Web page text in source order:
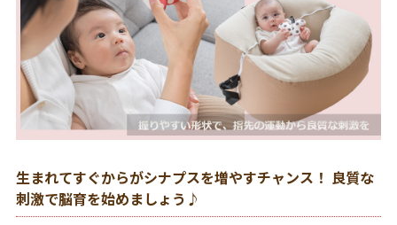
生まれてすぐからがシナプスを増やすチャンス！ 良質な
刺激で脳育を始めましょう♪